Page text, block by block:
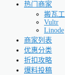
热门商家
搬瓦工
Vultr
Linode
商家列表
优惠分类
折扣攻略
爆料投稿